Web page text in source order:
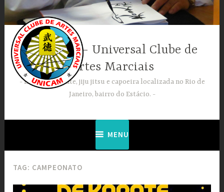
Ir
para
conteúdo
UNICAM – Universal Clube de
Artes Marciais
Escola de karate, jiju jitsu e capoeira localizada no Rio de
Janeiro, bairro do Estácio.
MENU
TAG: CAMPEONATO